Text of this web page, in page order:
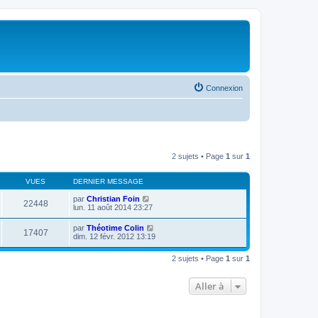
Connexion
2 sujets • Page 1 sur 1
VUES DERNIER MESSAGE
22448 par Christian Foin
lun. 11 août 2014 23:27
17407 par Théotime Colin
dim. 12 févr. 2012 13:19
2 sujets • Page 1 sur 1
Aller à